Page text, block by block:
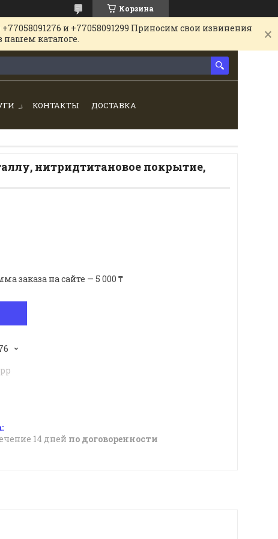
Корзина
и +77058091299 Приносим свои извинения
нашем каталоге.
КОНТАКТЫ ДОСТАВКА
нитридтитановое покрытие,
заказа на сайте — 5 000 ₸
14 дней по договоренности